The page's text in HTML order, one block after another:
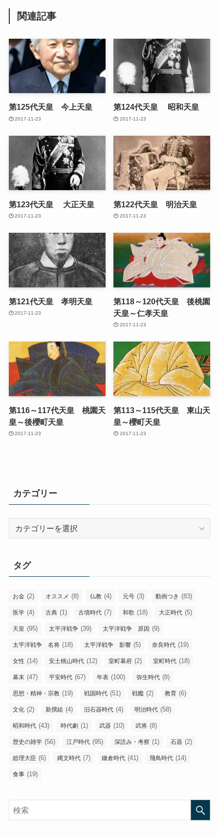
関連記事
第125代天皇 今上天皇
2017-11-23
第124代天皇 昭和天皇
2017-11-23
第123代天皇 大正天皇
2017-11-23
第122代天皇 明治天皇
2017-11-23
第121代天皇 孝明天皇
2017-11-23
第118～120代天皇 後桃園
天皇～仁孝天皇
2017-11-23
第116～117代天皇 桃園天
皇～後櫻町天皇
2017-11-23
第113～115代天皇 東山天
皇～櫻町天皇
2017-11-23
カテゴリー
ー
タグ
お金 (2) オススメ (8) 仏教 (4) 元号 (3) 動画つき (83)
医学 (4) 古典 (1) 古墳時代 (7) 和歌 (18) 大正時代 (5)
天皇 (95) 太平洋戦争 (39) 太平洋戦争 原因 (9)
太平洋戦争 名将 (18) 太平洋戦争 影響 (5) 奈良時代 (19)
女性 (14) 安土桃山時代 (12) 室町幕府 (2) 室町時代 (18)
幕末 (47) 平安時代 (67) 年表 (100) 弥生時代 (8)
思想・精神・宗教 (19) 戦国時代 (51) 戦艦 (2) 教育 (6)
文化 (2) 新撰組 (4) 旧石器時代 (4) 明治時代 (58)
昭和時代 (43) 時代劇 (1) 武器 (10) 武将 (8)
歴史の雑学 (56) 江戸時代 (95) 深読み・考察 (1) 石器 (2)
総理大臣 (6) 縄文時代 (7) 鎌倉時代 (41) 飛鳥時代 (14)
食事 (19)